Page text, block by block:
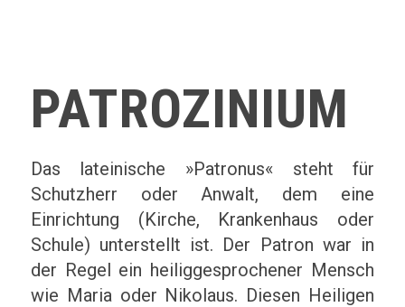
PATROZINIUM
Das lateinische »Patronus« steht für
Schutzherr oder Anwalt, dem eine
Einrichtung (Kirche, Krankenhaus oder
Schule) unterstellt ist. Der Patron war in
der Regel ein heiliggesprochener Mensch
wie Maria oder Nikolaus. Diesen Heiligen